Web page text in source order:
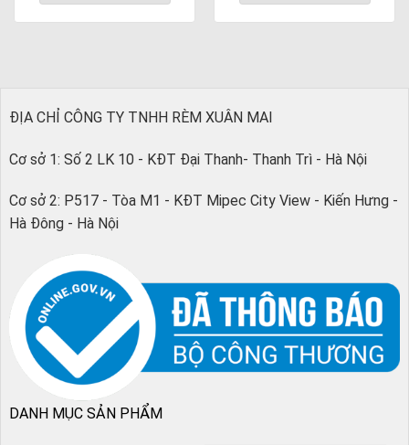
ĐỊA CHỈ CÔNG TY TNHH RÈM XUÂN MAI
Cơ sở 1: Số 2 LK 10 - KĐT Đại Thanh- Thanh Trì - Hà Nội
Cơ sở 2: P517 - Tòa M1 - KĐT Mipec City View - Kiến Hưng -
Hà Đông - Hà Nội
DANH MỤC SẢN PHẨM